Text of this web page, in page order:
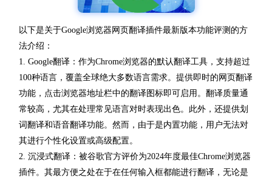
以下是关于Google浏览器网页翻译插件最新版本功能评测的方
法介绍：
1. Google翻译：作为Chrome浏览器的默认翻译工具，支持超过
100种语言，覆盖全球绝大多数语言需求。提供即时的网页翻译
功能，点击浏览器地址栏中的翻译图标即可启用。翻译质量通
常较高，尤其在处理常见语言对时表现出色。此外，还提供划
词翻译和语音翻译功能。然而，由于是内置功能，用户无法对
其进行个性化设置或高级配置。
2. 沉浸式翻译：被谷歌官方评价为2024年度最佳Chrome浏览器
插件。其最方便之处在于在任何输入框都能进行翻译，无论是